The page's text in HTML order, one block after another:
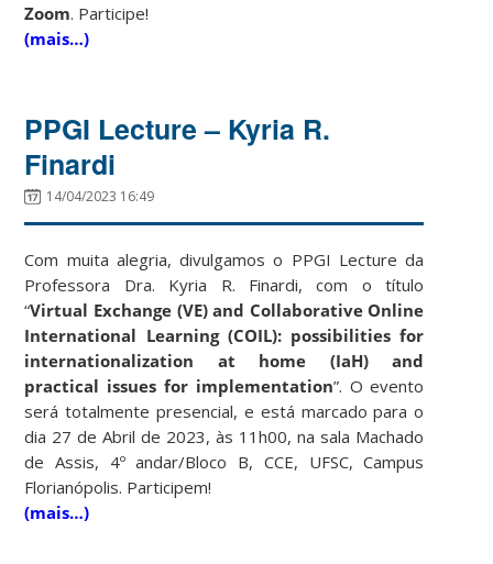
Zoom. Participe!
(mais…)
PPGI Lecture – Kyria R.
Finardi
14/04/2023 16:49
Com muita alegria, divulgamos o PPGI Lecture da
Professora Dra. Kyria R. Finardi, com o título
“Virtual Exchange (VE) and Collaborative Online
International Learning (COIL): possibilities for
internationalization at home (IaH) and
practical issues for implementation”. O evento
será totalmente presencial, e está marcado para o
dia 27 de Abril de 2023, às 11h00, na sala Machado
de Assis, 4º andar/Bloco B, CCE, UFSC, Campus
Florianópolis. Participem!
(mais…)